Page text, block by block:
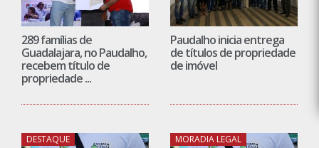
289 famílias de
Guadalajara, no Paudalho,
recebem título de
propriedade ...
Paudalho inicia entrega
de títulos de propriedade
de imóvel
DESTAQUE MORADIA LEGAL